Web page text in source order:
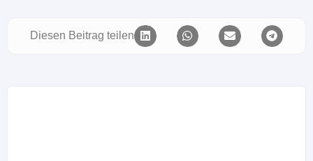
Diesen Beitrag teilen